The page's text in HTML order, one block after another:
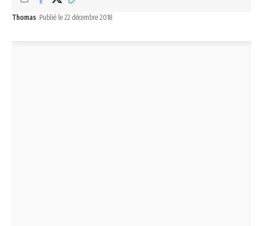
Thomas Publié le 22 décembre 2018